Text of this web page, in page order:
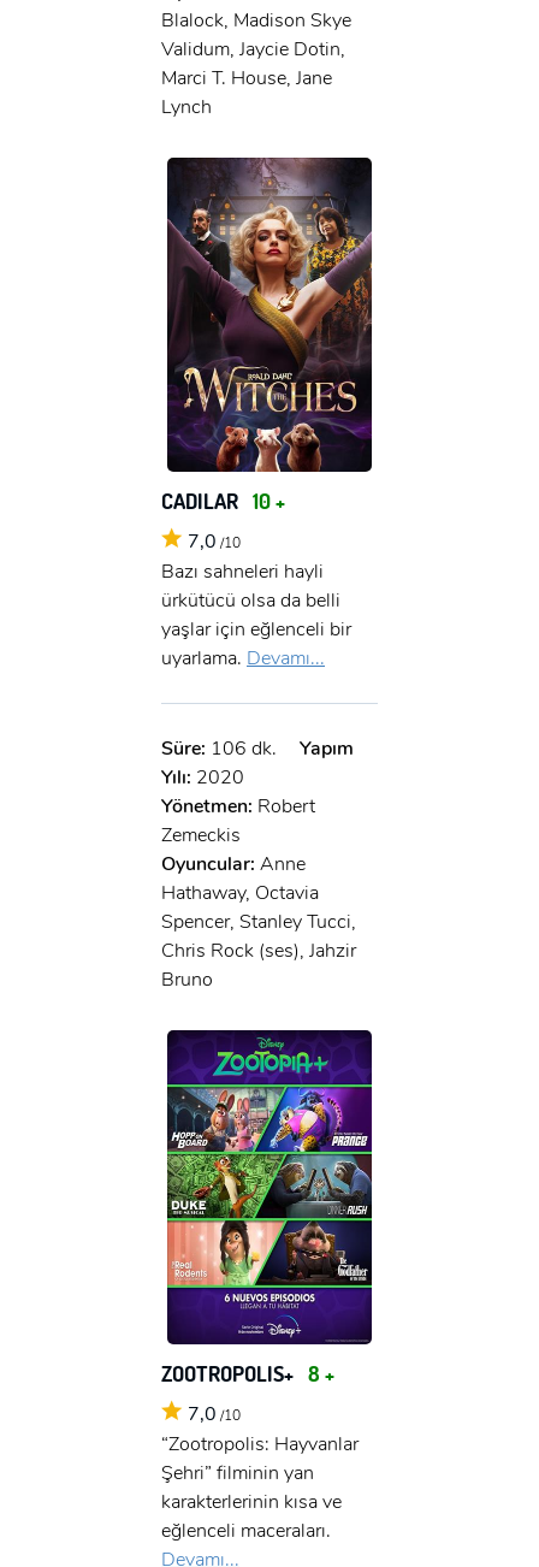
Blalock, Madison Skye
Validum, Jaycie Dotin,
Marci T. House, Jane
Lynch
CADILAR 10 +
7,0 /10
Bazı sahneleri hayli
ürkütücü olsa da belli
yaşlar için eğlenceli bir
uyarlama. Devamı...
Süre: 106 dk.
Yapım
Yılı: 2020
Yönetmen: Robert
Zemeckis
Oyuncular: Anne
Hathaway, Octavia
Spencer, Stanley Tucci,
Chris Rock (ses), Jahzir
Bruno
ZOOTROPOLIS+ 8 +
7,0 /10
“Zootropolis: Hayvanlar
Şehri” filminin yan
karakterlerinin kısa ve
eğlenceli maceraları.
Devamı...